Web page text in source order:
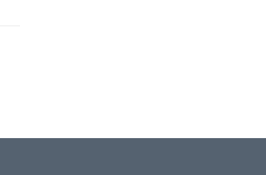
NEWSLETTER